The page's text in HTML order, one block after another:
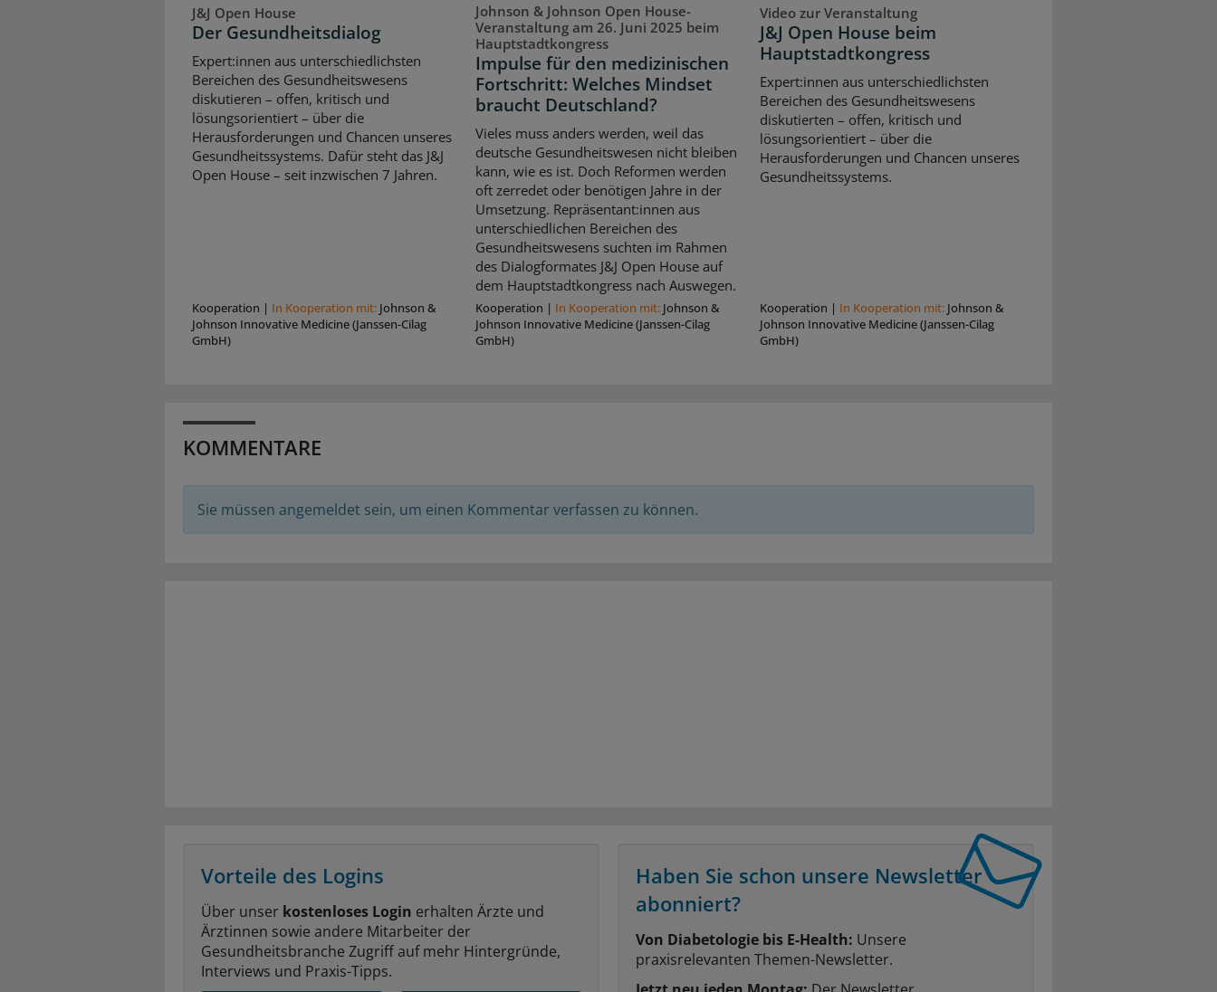
J&J Open House
Der Gesundheitsdialog
Expert:innen aus unterschiedlichsten
Bereichen des Gesundheitswesens
diskutieren – offen, kritisch und
lösungsorientiert – über die
Herausforderungen und Chancen unseres
Gesundheitssystems. Dafür steht das J&J
Open House – seit inzwischen 7 Jahren.
Kooperation | In Kooperation mit: Johnson &
Johnson Innovative Medicine (Janssen-Cilag
GmbH)
Johnson & Johnson Open House-
Veranstaltung am 26. Juni 2025 beim
Hauptstadtkongress
Impulse für den medizinischen
Fortschritt: Welches Mindset
braucht Deutschland?
Vieles muss anders werden, weil das
deutsche Gesundheitswesen nicht bleiben
kann, wie es ist. Doch Reformen werden
oft zerredet oder benötigen Jahre in der
Umsetzung. Repräsentant:innen aus
unterschiedlichen Bereichen des
Gesundheitswesens suchten im Rahmen
des Dialogformates J&J Open House auf
dem Hauptstadtkongress nach Auswegen.
Kooperation | In Kooperation mit: Johnson &
Johnson Innovative Medicine (Janssen-Cilag
GmbH)
Video zur Veranstaltung
J&J Open House beim
Hauptstadtkongress
Expert:innen aus unterschiedlichsten
Bereichen des Gesundheitswesens
diskutierten – offen, kritisch und
lösungsorientiert – über die
Herausforderungen und Chancen unseres
Gesundheitssystems.
Kooperation | In Kooperation mit: Johnson &
Johnson Innovative Medicine (Janssen-Cilag
GmbH)
KOMMENTARE
Sie müssen angemeldet sein, um einen Kommentar verfassen zu können.
Vorteile des Logins
Über unser kostenloses Login erhalten Ärzte und
Ärztinnen sowie andere Mitarbeiter der
Gesundheitsbranche Zugriff auf mehr Hintergründe,
Interviews und Praxis-Tipps.
Haben Sie schon unsere Newsletter
abonniert?
Von Diabetologie bis E-Health: Unsere
praxisrelevanten Themen-Newsletter.